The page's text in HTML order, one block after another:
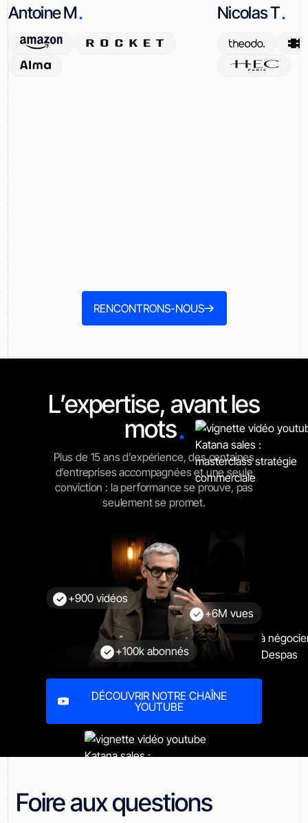
Antoine M. Nicolas T.
RENCONTRONS-NOUS
L’expertise, avant les
mots.
Plus de 15 ans d’expérience, des centaines
d’entreprises accompagnées et une seule
conviction : la performance se prouve, pas
seulement se promet.
+900 vidéos
+6M vues
+100k abonnés
DÉCOUVRIR NOTRE CHAÎNE
YOUTUBE
Foire aux questions